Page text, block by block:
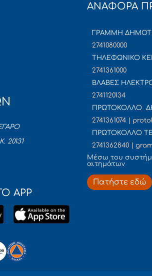
20131
APP
ΑΝΑΦΟΡΑ
ΓΡΑΜΜΗ
2741080000
ΤΗΛΕΦΩΝΙΚΟ
2741361000
ΒΛΑΒΕΣ
2741120134
ΠΡΩΤΟΚΟΛΛΟ
2741361074 |
ΠΡΩΤΟΚΟΛΛΟ
2741362840 |
Mέσω του
αιτημάτων
Πατήστε εδώ